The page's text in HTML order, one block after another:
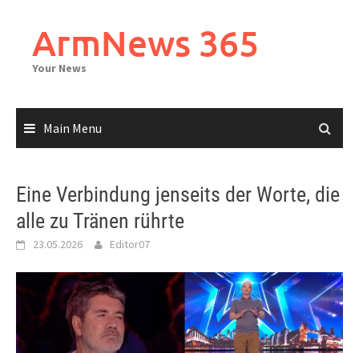
contentArmNews 365
Your News
Main Menu
Eine Verbindung jenseits der Worte, die
alle zu Tränen rührte
23.05.2026 Editor07